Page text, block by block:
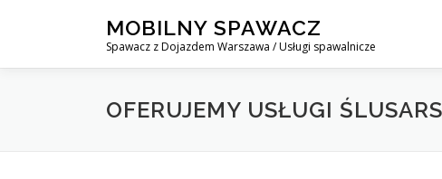
MOBILNY SPAWACZ
Spawacz z Dojazdem Warszawa / Usługi spawalnicze
OFERUJEMY USŁUGI